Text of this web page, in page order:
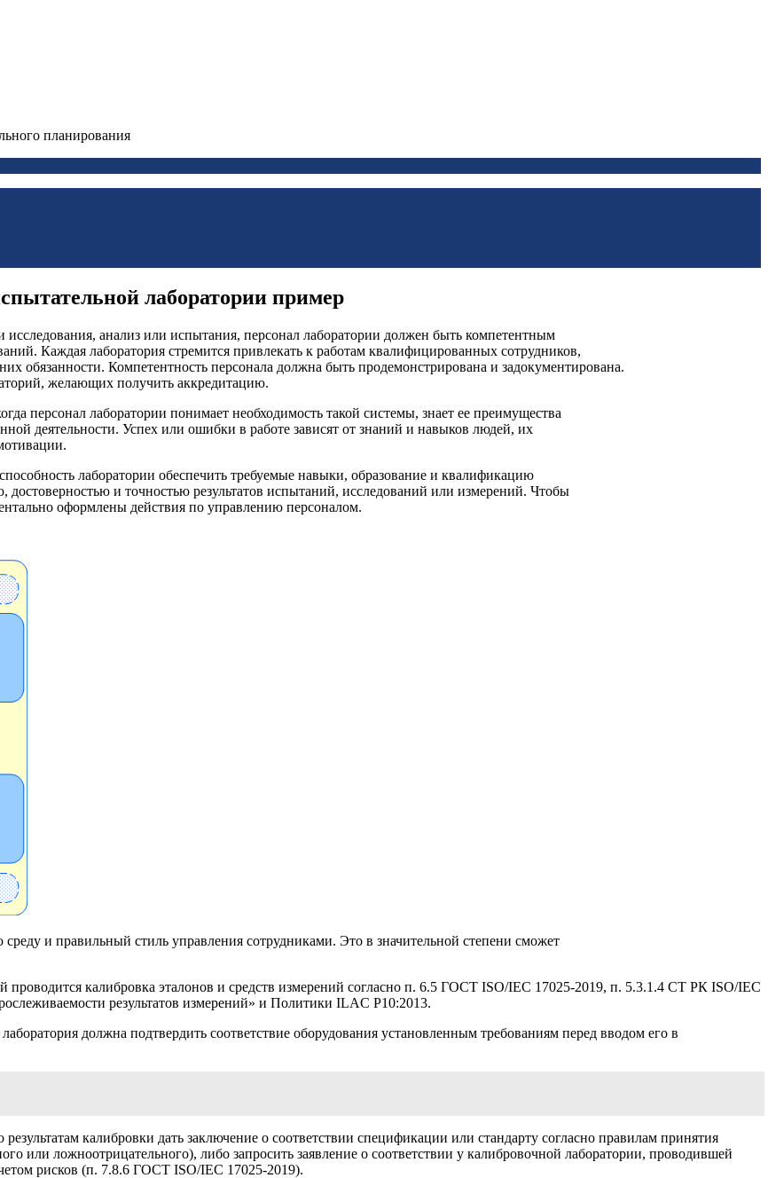
планирования
лаборатории пример
анализ или испытания, персонал лаборатории должен быть компетентным
Каждая лаборатория стремится привлекать к работам квалифицированных сотрудников,
обязанности. Компетентность персонала должна быть продемонстрирована и задокументирована.
желающих получить аккредитацию.
персонал лаборатории понимает необходимость такой системы, знает ее преимущества
деятельности. Успех или ошибки в работе зависят от знаний и навыков людей, их
лаборатории обеспечить требуемые навыки, образование и квалификацию
и точностью результатов испытаний, исследований или измерений. Чтобы
оформлены действия по управлению персоналом.
и правильный стиль управления сотрудниками. Это в значительной степени сможет
проводится калибровка эталонов и средств измерений согласно п. 6.5 ГОСТ ISO/IEC 17025-2019, п. 5.3.1.4 СТ РК ISO/IEC
результатов измерений» и Политики ILAC Р10:2013.
должна подтвердить соответствие оборудования установленным требованиям перед вводом его в
калибровки дать заключение о соответствии спецификации или стандарту согласно правилам принятия
или ложноотрицательного), либо запросить заявление о соответствии у калибровочной лаборатории, проводившей
рисков (п. 7.8.6 ГОСТ ISO/IEC 17025-2019).